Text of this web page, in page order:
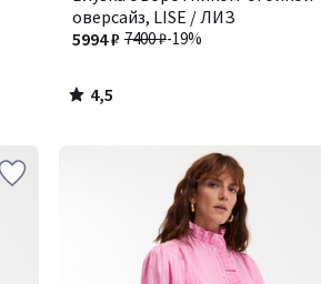
оверсайз, LISE / ЛИЗ
7400 ₽-19%
5994 ₽
4,5
/